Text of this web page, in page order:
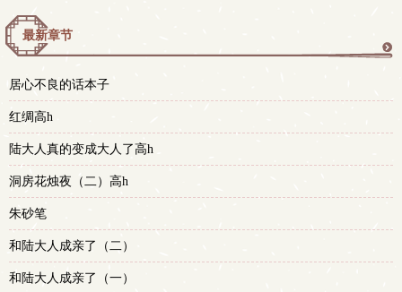
最新章节
居心不良的话本子
红绸高h
陆大人真的变成大人了高h
洞房花烛夜（二）高h
朱砂笔
和陆大人成亲了（二）
和陆大人成亲了（一）